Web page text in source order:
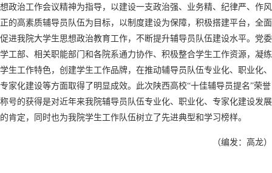
想政治工作会议精神为指导，以建设一支政治强、业务精、纪律严、作风
正的高素质辅导员队伍为目标，以制度建设为保障，积极搭建平台，全面
促进我院大学生思想政治教育工作，不断提升辅导员队伍建设水平。党委
学工部、相关职能部门和各院系通力协作、积极整合学生工作资源，凝练
学生工作特色，创建学生工作品牌，在推动辅导员队伍专业化、职业化、
专家化建设等方面取得了明显成效。此次陕西高校“十佳辅导员提名”荣誉
称号的获得是对近年来我院辅导员队伍专业化、职业化、专家化建设发展
的肯定，同时也为我院学生工作队伍树立了先进典型和学习榜样。
（编发：高龙）